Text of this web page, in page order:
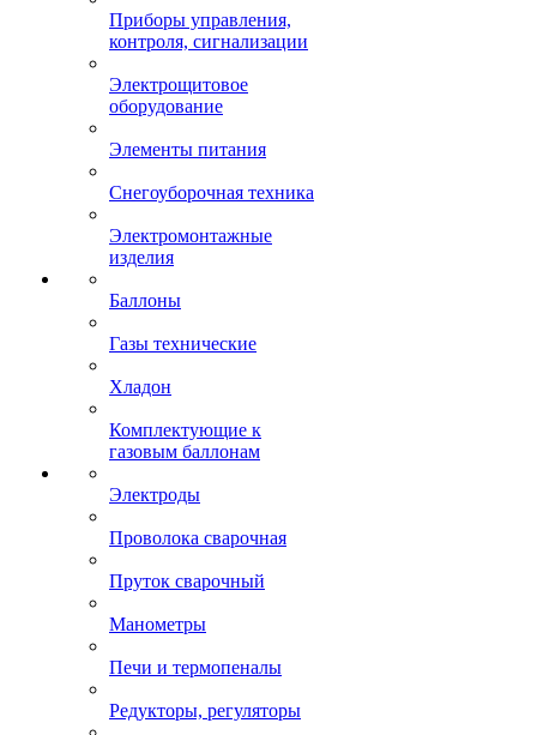
Приборы управления,
контроля, сигнализации
Электрощитовое
оборудование
Элементы питания
Снегоуборочная техника
Электромонтажные
изделия
Баллоны
Газы технические
Хладон
Комплектующие к
газовым баллонам
Электроды
Проволока сварочная
Пруток сварочный
Манометры
Печи и термопеналы
Редукторы, регуляторы